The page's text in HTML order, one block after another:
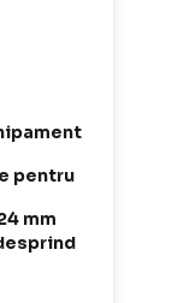
pentru
mm